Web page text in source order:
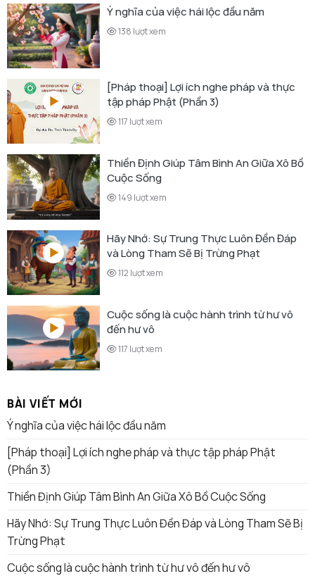
Ý nghĩa của việc hái lộc đầu năm
138 lượt xem
[Pháp thoại] Lợi ích nghe pháp và thực
tập pháp Phật (Phần 3)
117 lượt xem
Thiền Định Giúp Tâm Bình An Giữa Xô Bồ
Cuộc Sống
149 lượt xem
Hãy Nhớ: Sự Trung Thực Luôn Đền Đáp
và Lòng Tham Sẽ Bị Trừng Phạt
112 lượt xem
Cuộc sống là cuộc hành trình từ hư vô
đến hư vô
117 lượt xem
BÀI VIẾT MỚI
Ý nghĩa của việc hái lộc đầu năm
[Pháp thoại] Lợi ích nghe pháp và thực tập pháp Phật
(Phần 3)
Thiền Định Giúp Tâm Bình An Giữa Xô Bồ Cuộc Sống
Hãy Nhớ: Sự Trung Thực Luôn Đền Đáp và Lòng Tham Sẽ Bị
Trừng Phạt
Cuộc sống là cuộc hành trình từ hư vô đến hư vô